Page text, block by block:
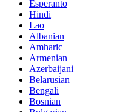
Esperanto
Hindi
Lao
Albanian
Amharic
Armenian
Azerbaijani
Belarusian
Bengali
Bosnian